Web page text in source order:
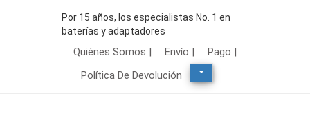
Por 15 años, los especialistas No. 1 en
baterías y adaptadores
Quiénes Somos | Envío |
Pago |
Política De Devolución